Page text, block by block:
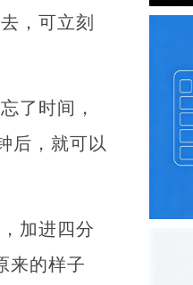
，可立刻
了时间，
后，就可以
加进四分
来的样子